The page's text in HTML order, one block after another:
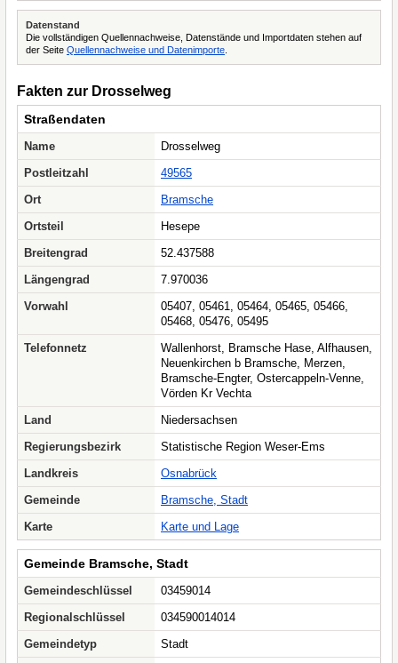
Datenstand
Die vollständigen Quellennachweise, Datenstände und Importdaten stehen auf
der Seite Quellennachweise und Datenimporte
Fakten zur Drosselweg
Straßendaten
Name
Drosselweg
Postleitzahl
49565
Ort
Bramsche
Ortsteil
Hesepe
Breitengrad
52.437588
Längengrad
7.970036
Vorwahl
05407, 05461, 05464, 05465, 05466,
05468, 05476, 05495
Telefonnetz
Wallenhorst, Bramsche Hase, Alfhausen,
Neuenkirchen b Bramsche, Merzen,
Bramsche-Engter, Ostercappeln-Venne,
Vörden Kr Vechta
Land
Niedersachsen
Regierungsbezirk
Statistische Region Weser-Ems
Landkreis
Osnabrück
Gemeinde
Bramsche, Stadt
Karte
Karte und Lage
Gemeinde Bramsche, Stadt
Gemeindeschlüssel
03459014
Regionalschlüssel
034590014014
Gemeindetyp
Stadt